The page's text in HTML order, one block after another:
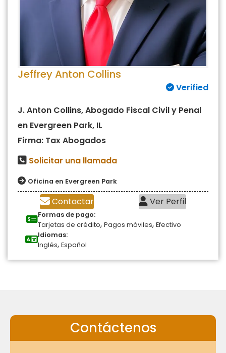
Jeffrey Anton Collins
Verified
J. Anton Collins, Abogado Fiscal Civil y Penal
en Evergreen Park, IL
Firma: Tax Abogados
Solicitar una llamada
Oficina en Evergreen Park
Contactar Ver Perfil
Formas de pago:
Tarjetas de crédito, Pagos móviles, Efectivo
Idiomas:
Inglés, Español
Contáctenos